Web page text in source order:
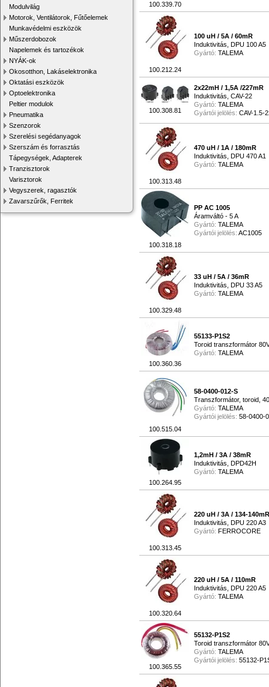
Modulvilág
Motorok, Ventilátorok, Fűtőelemek
Munkavédelmi eszközök
Műszerdobozok
Napelemek és tartozékok
NYÁK-ok
Okosotthon, Lakáselektronika
Oktatási eszközök
Optoelektronika
Peltier modulok
Pneumatika
Szenzorok
Szerelési segédanyagok
Szerszám és forrasztás
Tápegységek, Adapterek
Tranzisztorok
Varisztorok
Vegyszerek, ragasztók
Zavarszűrők, Ferritek
100.339.70
100.212.24
100 uH / 5A / 60mR
Induktivitás, DPU 100 A5
Gyártó: TALEMA
100.308.81
2x22mH / 1,5A /227mR
Induktivitás, CAV-22
Gyártó: TALEMA
Gyártói jelölés: CAV-1.5-
100.313.48
470 uH / 1A / 180mR
Induktivitás, DPU 470 A1
Gyártó: TALEMA
100.318.18
PP AC 1005
Áramváltó - 5 A
Gyártó: TALEMA
Gyártói jelölés: AC1005
100.329.48
33 uH / 5A / 36mR
Induktivitás, DPU 33 A5
Gyártó: TALEMA
100.360.36
55133-P1S2
Toroid transzformátor
Gyártó: TALEMA
100.515.04
58-0400-012-S
Transzformátor, toroid,
Gyártó: TALEMA
Gyártói jelölés: 58-0400-
100.264.95
1,2mH / 3A / 38mR
Induktivitás, DPD42H
Gyártó: TALEMA
100.313.45
220 uH / 3A / 134-140mR
Induktivitás, DPU 220 A3
Gyártó: FERROCORE
100.320.64
220 uH / 5A / 110mR
Induktivitás, DPU 220 A5
Gyártó: TALEMA
100.365.55
55132-P1S2
Toroid transzformátor
Gyártó: TALEMA
Gyártói jelölés: 55132-